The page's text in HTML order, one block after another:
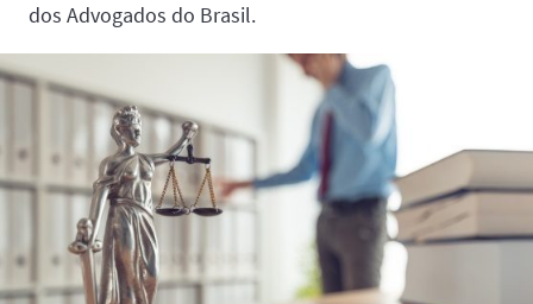
dos Advogados do Brasil.